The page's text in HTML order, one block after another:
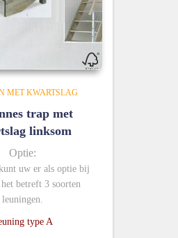
MET KWARTSLAG
trap met
linksom
Optie:
uw er als optie bij
betreft 3 soorten
leuningen.
type A